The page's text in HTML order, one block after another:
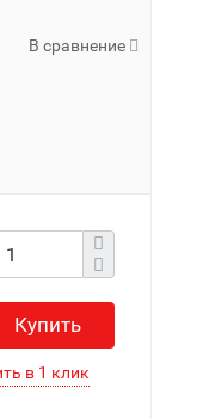
В сравнение
Купить